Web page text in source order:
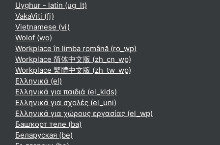
Uyghur - latin ‎(ug_lt)‎
VakaViti ‎(fj)‎
Vietnamese ‎(vi)‎
Wolof ‎(wo)‎
Workplace în limba română ‎(ro_wp)‎
Workplace 简体中文版 ‎(zh_cn_wp)‎
Workplace 繁體中文版 ‎(zh_tw_wp)‎
Ελληνικά ‎(el)‎
Ελληνικά για παιδιά ‎(el_kids)‎
Ελληνικά για σχολές ‎(el_uni)‎
Ελληνικά για χώρους εργασίας ‎(el_wp)‎
Башҡорт теле ‎(ba)‎
Беларуская ‎(be)‎